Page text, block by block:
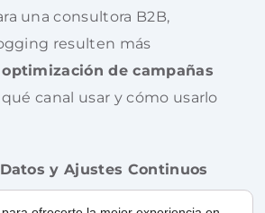
una consultora B2B,
resulten más
optimización de campañas
qué canal usar y cómo usarlo
y Ajustes Continuos
una campaña y dejarla